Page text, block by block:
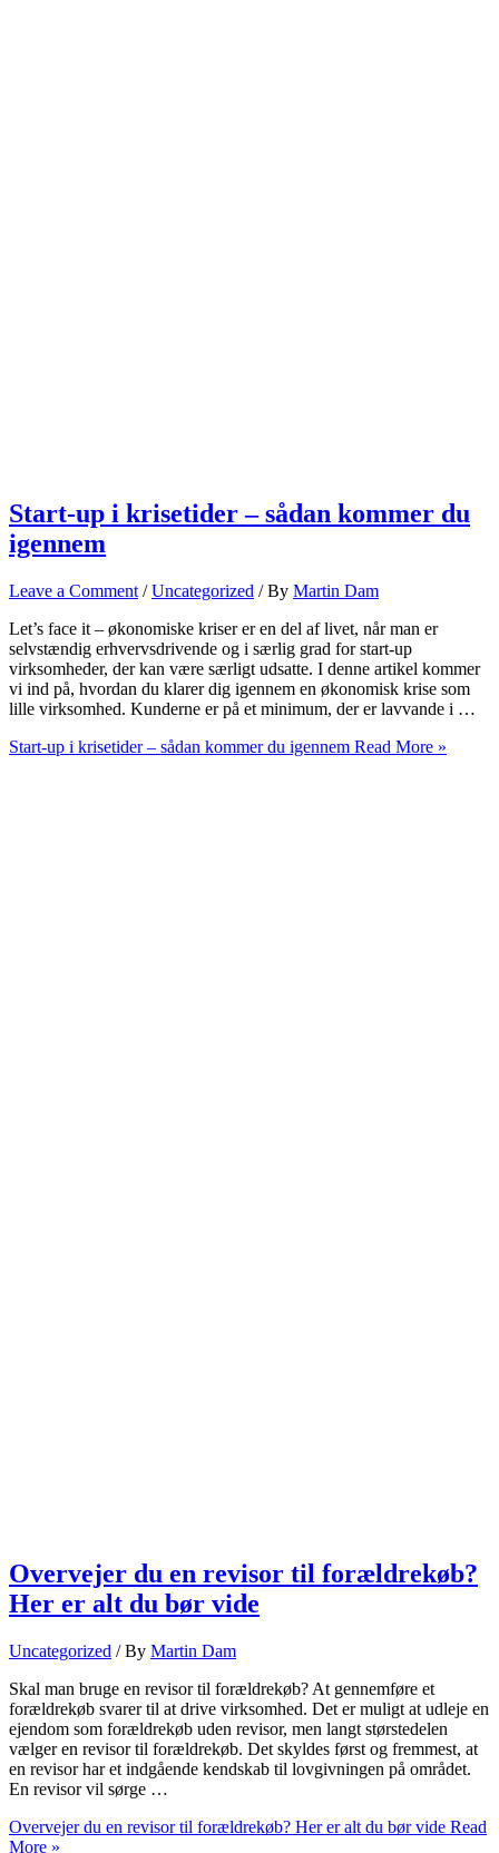
Start-up i krisetider – sådan kommer du
igennem
Leave a Comment /Uncategorized / By Martin Dam
Let’s face it – økonomiske kriser er en del af livet, når man er
selvstændig erhvervsdrivende og i særlig grad for start-up
virksomheder, der kan være særligt udsatte. I denne artikel kommer
vi ind på, hvordan du klarer dig igennem en økonomisk krise som
lille virksomhed. Kunderne er på et minimum, der er lavvande i …
Start-up i krisetider – sådan kommer du igennem Read More »
Overvejer du en revisor til forældrekøb?
Her er alt du bør vide
Uncategorized / By Martin Dam
Skal man bruge en revisor til forældrekøb? At gennemføre et
forældrekøb svarer til at drive virksomhed. Det er muligt at udleje en
ejendom som forældrekøb uden revisor, men langt størstedelen
vælger en revisor til forældrekøb. Det skyldes først og fremmest, at
en revisor har et indgående kendskab til lovgivningen på området.
En revisor vil sørge …
Overvejer du en revisor til forældrekøb? Her er alt du bør vide Read
More »